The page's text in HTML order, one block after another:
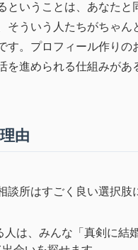
ということは、あなた
ういう人たちがちゃん
す。プロフィール作り
進められる仕組みが
由
談所はすごく良い選択
人は、みんな「真剣に結